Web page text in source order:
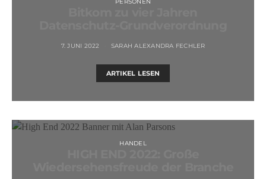
PERSONEN
7. JUNI 2022 SARAH ALEXANDRA FECHLER
ARTIKEL LESEN
HANDEL